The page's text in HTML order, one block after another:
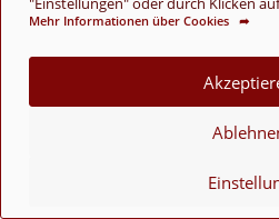
"Einstellungen" oder durch Klicken
Mehr Informationen über Cookies ➦
Opal
Rowan